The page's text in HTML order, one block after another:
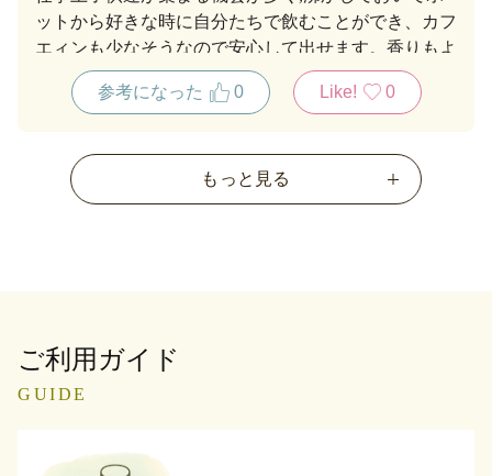
ットから好きな時に自分たちで飲むことができ、カフ
エィンも少なそうなので安心して出せます。香りもよ
く麦茶より満足しています。
参考になった
0 Like! 0
もっと見る
ご利用ガイド
GUIDE